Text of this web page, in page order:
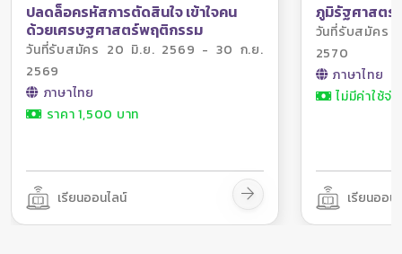
ปลดล็อครหัสการตัดสินใจ เข้าใจคน
ด้วยเศรษฐศาสตร์พฤติกรรม
วันที่รับสมัคร 20 มิ.ย. 2569 - 30 ก.ย.
2569
ภาษาไทย
ราคา 1,500 บาท
เรียนออนไลน์
ภูมิรัฐศาสตร์
วันที่รับสมัค
2570
ภาษาไทย
ไม่มีค่าใช้จ่
เรียนออน